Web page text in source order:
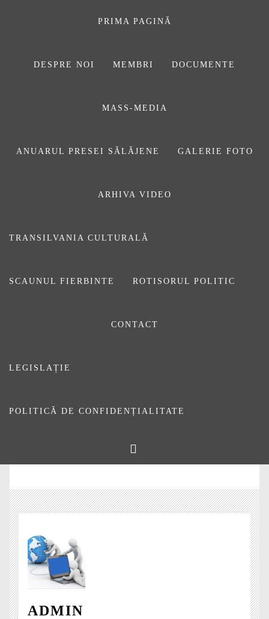
PRIMA PAGINĂ
DESPRE NOI MEMBRI DOCUMENTE
MASS-MEDIA
ANUARUL PRESEI SĂLĂJENE GALERIE FOTO
ARHIVA VIDEO
TRANSILVANIA CULTURALĂ
SCAUNUL FIERBINTE ROTISORUL POLITIC
CONTACT
LEGISLAȚIE
POLITICĂ DE CONFIDENȚIALITATE
ASOCIAŢIA
DIN SĂLAJ
ADMIN